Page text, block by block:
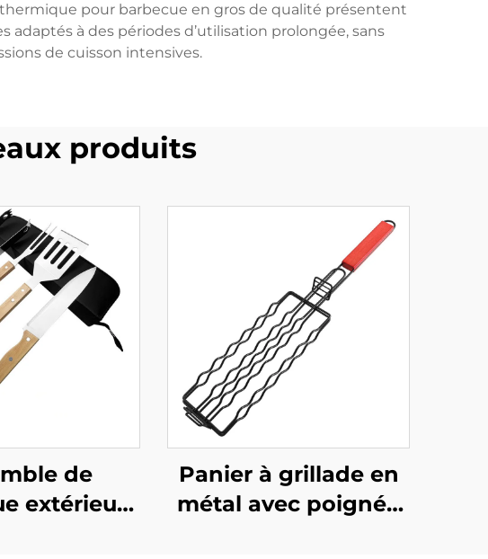
pour barbecue en gros de qualité présentent
à des périodes d’utilisation prolongée, sans
de cuisson intensives.
produits
de
extérieur
Panier à grillade en
métal avec poignée